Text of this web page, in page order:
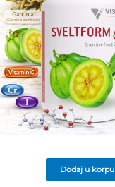
Dodaj u korpu